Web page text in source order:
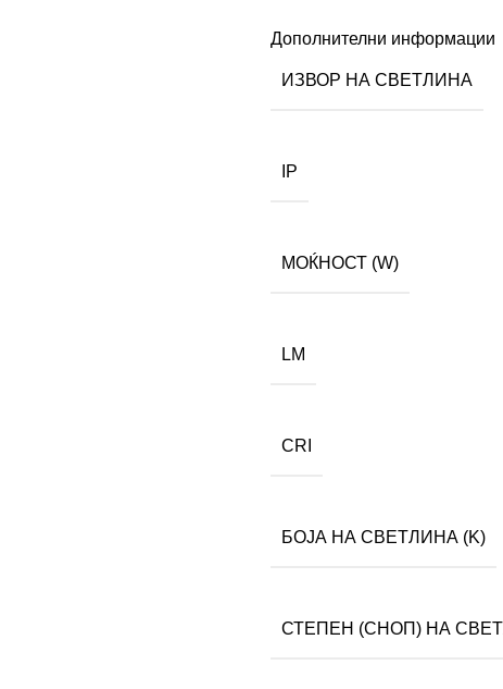
Дополнителни информации
ИЗВОР НА СВЕТЛИНА
IP
МОЌНОСТ (W)
LM
CRI
БОЈА НА СВЕТЛИНА (K)
СТЕПЕН (СНОП) НА